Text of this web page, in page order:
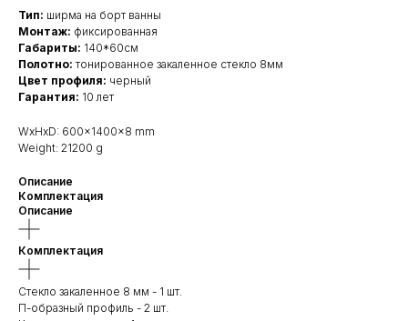
Тип: ширма на борт ванны
Монтаж: фиксированная
Габариты: 140*60см
Полотно: тонированное закаленное стекло 8мм
Цвет профиля: черный
Гарантия: 10 лет
WxHxD: 600x1400x8 mm
Weight: 21200 g
Описание
Комплектация
Описание
Комплектация
Стекло закаленное 8 мм - 1 шт.
П-образный профиль - 2 шт.